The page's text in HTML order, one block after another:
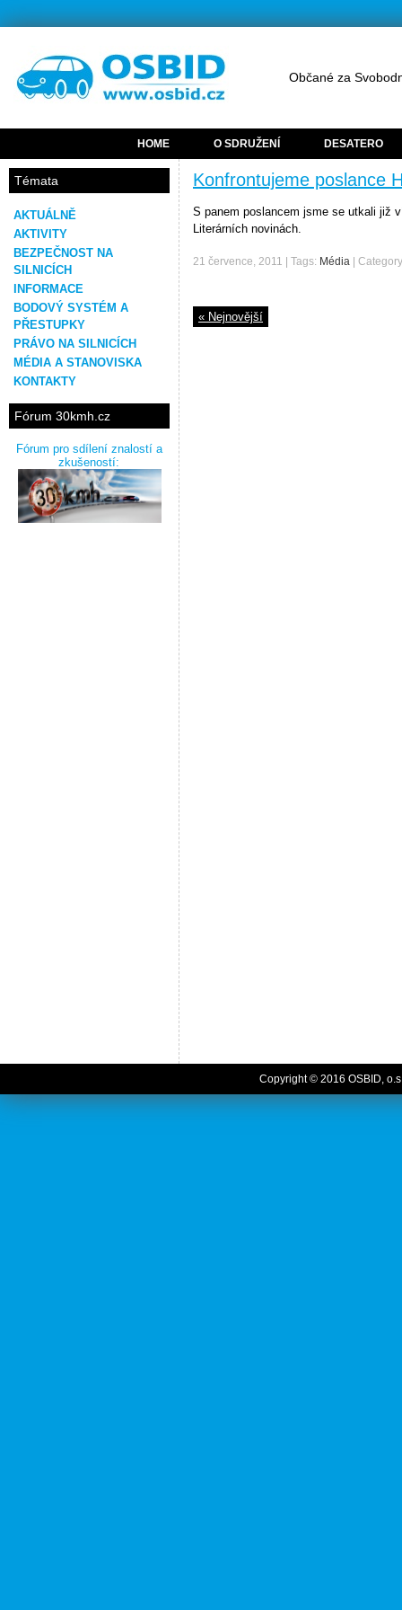
Občané za
HOME O SDRUŽENÍ DESATERO
Témata
AKTUÁLNĚ
AKTIVITY
BEZPEČNOST NA
SILNICÍCH
INFORMACE
BODOVÝ SYSTÉM A
PŘESTUPKY
PRÁVO NA SILNICÍCH
MÉDIA A STANOVISKA
KONTAKTY
Fórum 30kmh.cz
Fórum pro sdílení znalostí a
zkušeností:
Konfrontujeme poslance
S panem poslancem jsme se utkali již
Literárních novinách.
21 července, 2011 | Tags: Média |
« Nejnovější
Copyright © 2016 OSBID,